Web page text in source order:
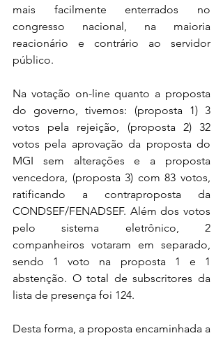
mais facilmente enterrados no
congresso nacional, na maioria
reacionário e contrário ao servidor
público.
Na votação on-line quanto a proposta
do governo, tivemos: (proposta 1) 3
votos pela rejeição, (proposta 2) 32
votos pela aprovação da proposta do
MGI sem alterações e a proposta
vencedora, (proposta 3) com 83 votos,
ratificando a contraproposta da
CONDSEF/FENADSEF. Além dos votos
pelo sistema eletrônico, 2
companheiros votaram em separado,
sendo 1 voto na proposta 1 e 1
abstenção. O total de subscritores da
lista de presença foi 124.
Desta forma, a proposta encaminhada a